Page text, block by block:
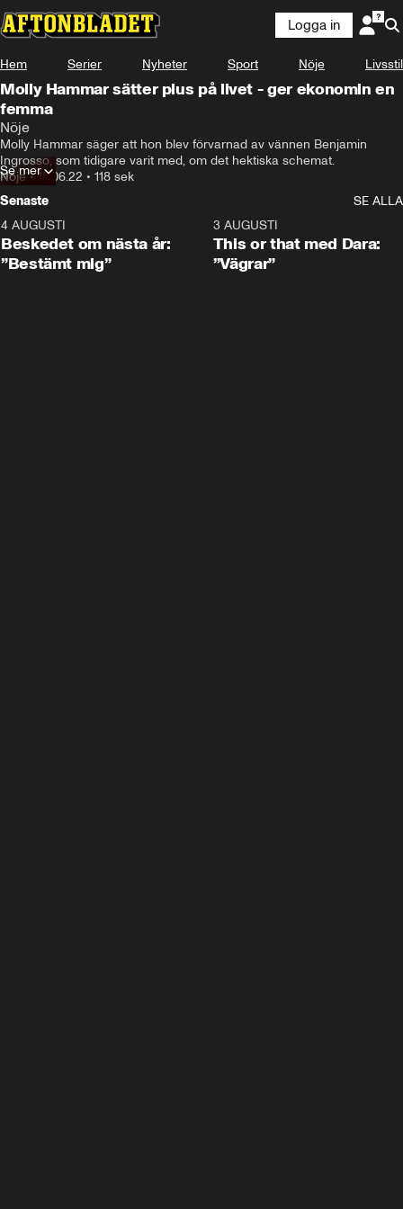
Logga in
Hem Serier Nyheter Sport Nöje Livsstil
Molly Hammar sätter plus på livet - ger ekonomin en
femma
Nöje
Molly Hammar säger att hon blev förvarnad av vännen Benjamin
Ingrosso, som tidigare varit med, om det hektiska schemat.
Nöje•18.06.22 • 118 sek
Se mer
Senaste
SE ALLA
4 AUGUSTI
Beskedet om nästa år:
”Bestämt mig”
3 AUGUSTI
This or that med Dara:
”Vägrar”